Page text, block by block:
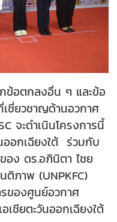
ข้อตกลงอื่น ๆ และข้อ
ชี่ยวชาญด้านอวกาศ
จะดำเนินโครงการนี้
นออกเฉียงใต้ ร่วมกับ
อง ดร.อภินิตา ไชย
ติภาพ (UNPKFC)
ของศูนย์อวกาศ
เชียตะวันออกเฉียงใต้